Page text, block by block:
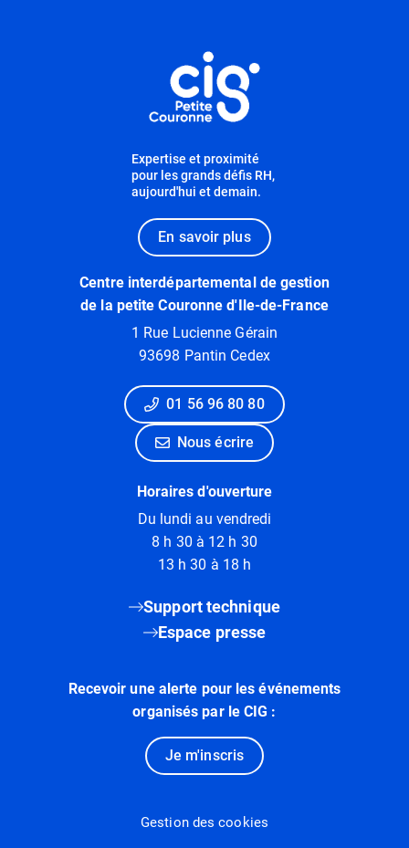
Expertise et proximité
pour les grands défis RH,
aujourd'hui et demain.
En savoir plus
Centre interdépartemental de gestion
de la petite Couronne d'Ile-de-France
1 Rue Lucienne Gérain
93698 Pantin Cedex
01 56 96 80 80
Nous écrire
Horaires d'ouverture
Du lundi au vendredi
8 h 30 à 12 h 30
13 h 30 à 18 h
Support technique
Espace presse
Recevoir une alerte pour les événements
organisés par le CIG :
Je m'inscris
Gestion des cookies